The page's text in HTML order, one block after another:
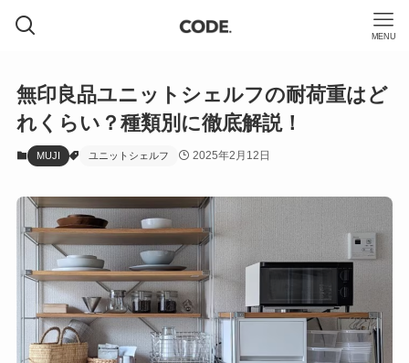
MENU
無印良品ユニットシェルフの耐荷重はど
れくらい？種類別に徹底解説！
MUJI ユニットシェルフ 2025年2月12日